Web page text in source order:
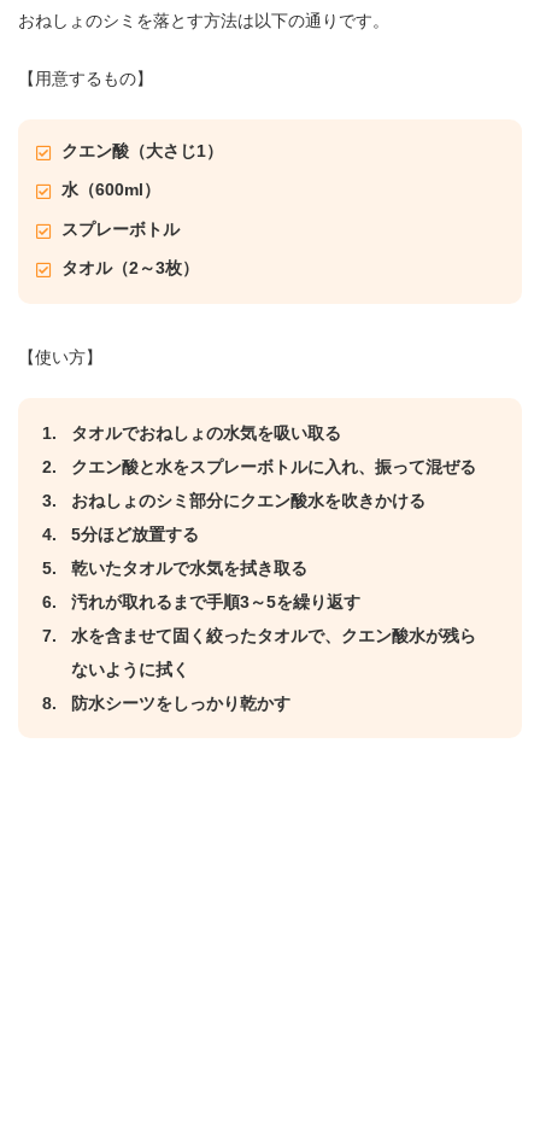
おねしょのシミを落とす方法は以下の通りです。
【用意するもの】
クエン酸（大さじ1）
水（600ml）
スプレーボトル
タオル（2～3枚）
【使い方】
タオルでおねしょの水気を吸い取る
クエン酸と水をスプレーボトルに入れ、振って混ぜる
おねしょのシミ部分にクエン酸水を吹きかける
5分ほど放置する
乾いたタオルで水気を拭き取る
汚れが取れるまで手順3～5を繰り返す
水を含ませて固く絞ったタオルで、クエン酸水が残ら
ないように拭く
防水シーツをしっかり乾かす